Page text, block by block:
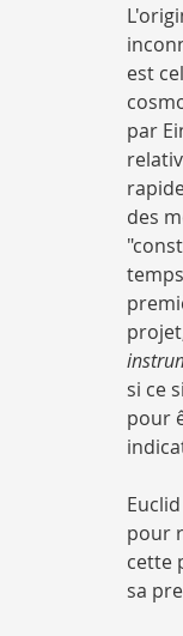
est
par
des
si ce
pour
pour
cette
sa